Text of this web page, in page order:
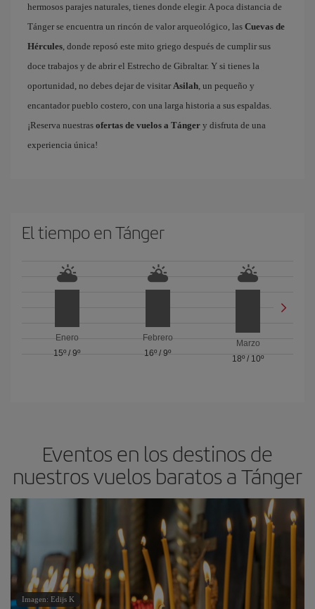
hermosos parajes naturales, tienes donde elegir. A poca distancia de
Tánger se encuentra un rincón de valor arqueológico, las Cuevas de
Hércules , donde reposó este mito griego después de cumplir sus
doce trabajos y de abrir el Estrecho de Gibraltar. Y si tienes la
oportunidad, no debes dejar de visitar Asilah , un pequeño y
encantador pueblo costero, con una larga historia a sus espaldas.
¡Reserva nuestras ofertas de vuelos a Tánger y disfruta de una
experiencia única!
El tiempo en Tánger
Enero
15º /9º
Febrero
16º / 9º
Marzo
18º / 10º
Eventos en los destinos de
nuestros vuelos baratos a Tánger
Imagen: Edijs K